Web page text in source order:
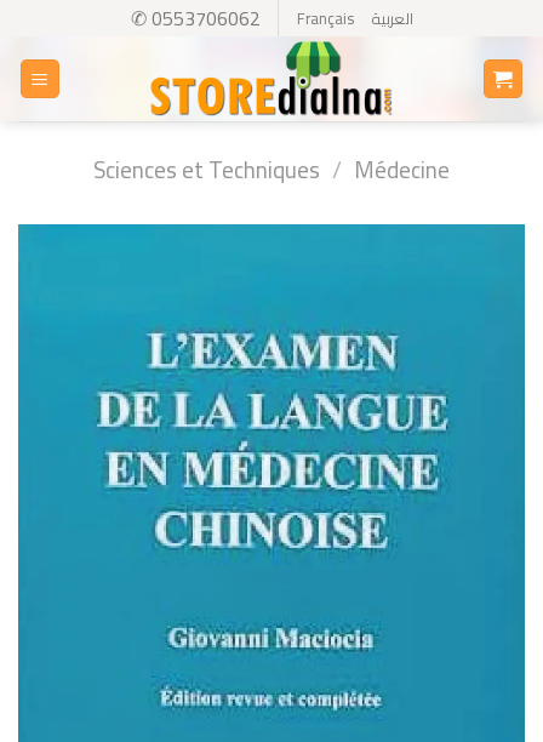
content
✆ 0553706062 Français العربية
Sciences et Techniques / Médecine